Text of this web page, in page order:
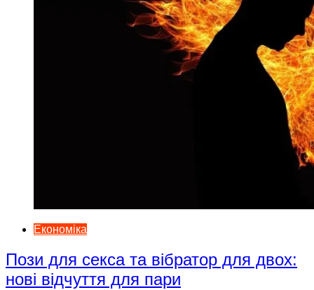
Економіка
Пози для секса та вібратор для двох:
нові відчуття для пари